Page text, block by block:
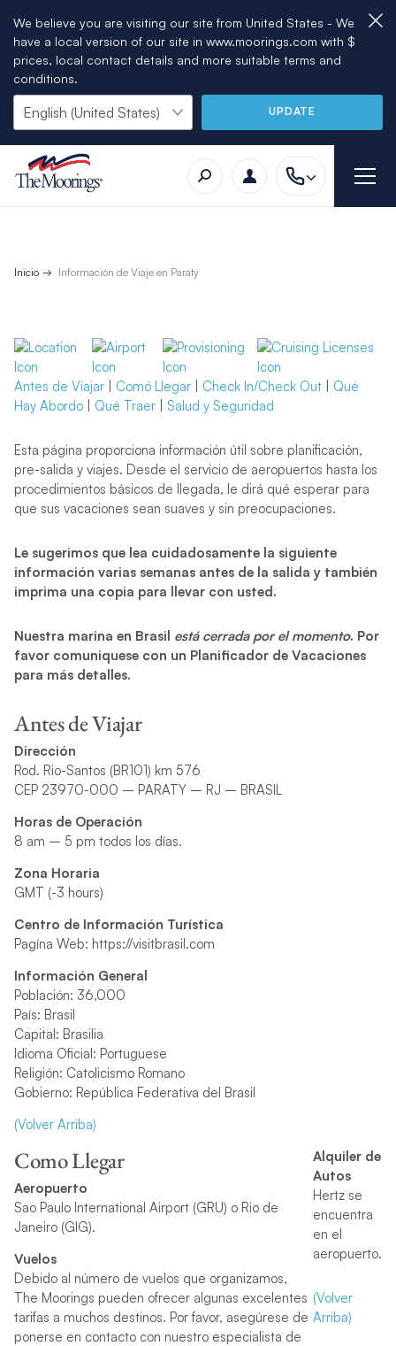
We believe you are visiting our site from United States - We
have a local version of our site in www.moorings.com with $
prices, local contact details and more suitable terms and
conditions.
UPDATE
Inicio Información de Viaje en Paraty
Antes de Viajar| Comó Llegar| Check In/Check Out| Qué
Hay Abordo| Qué Traer| Salud y Seguridad
Esta página proporciona información útil sobre planificación,
pre-salida y viajes. Desde el servicio de aeropuertos hasta los
procedimientos básicos de llegada, le dirá qué esperar para
que sus vacaciones sean suaves y sin preocupaciones.
Le sugerimos que lea cuidadosamente la siguiente
información varias semanas antes de la salida y también
imprima una copia para llevar con usted.
Nuestra marina en Brasil está cerrada por el momento. Por
favor comuniquese con un Planificador de Vacaciones
para más detalles.
Antes de Viajar
Dirección
Rod. Rio-Santos (BR101) km 576
CEP 23970-000 – PARATY – RJ – BRASIL
Horas de Operación
8 am – 5 pm todos los días.
Zona Horaria
GMT (-3 hours)
Centro de Información Turística
Pagína Web: https://visitbrasil.com
Información General
Población: 36,000
País: Brasil
Capital: Brasilia
Idioma Oficial: Portuguese
Religión: Catolicismo Romano
Gobierno: República Federativa del Brasil
(Volver Arriba)
Como Llegar
Aeropuerto
Sao Paulo International Airport (GRU) oRio de
Janeiro (GIG).
Vuelos
Debido al número de vuelos que organizamos,
The Moorings pueden ofrecer algunas excelentes
tarifas a muchos destinos. Por favor, asegúrese de
ponerse en contacto con nuestro especialista de
Alquiler de
Autos
Hertz se
encuentra
en el
aeropuerto.
(Volver
Arriba)